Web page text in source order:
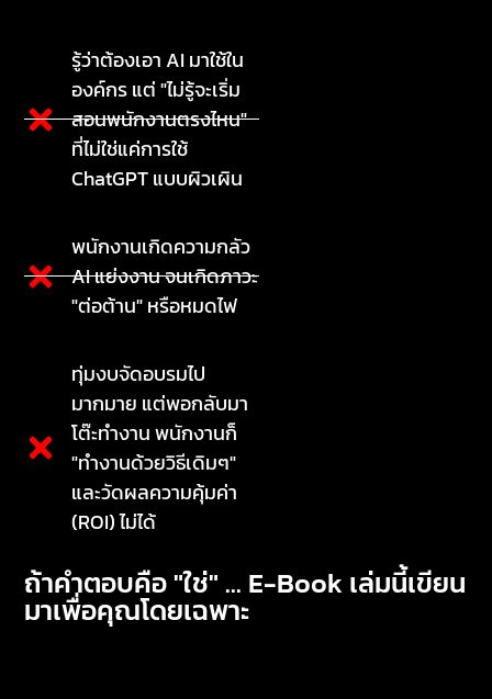
รู้ว่าต้องเอา AI มาใช้ใน
องค์กร แต่ "ไม่รู้จะเริ่ม
สอนพนักงานตรงไหน"
ที่ไม่ใช่แค่การใช้
ChatGPT แบบผิวเผิน
พนักงานเกิดความกลัว
AI แย่งงาน จนเกิดภาวะ
"ต่อต้าน" หรือหมดไฟ
ทุ่มงบจัดอบรมไป
มากมาย แต่พอกลับมา
โต๊ะทำงาน พนักงานก็
"ทำงานด้วยวิธีเดิมๆ"
และวัดผลความคุ้มค่า
(ROI) ไม่ได้
ถ้าคำตอบคือ "ใช่" ... E-Book เล่มนี้เขียน
มาเพื่อคุณโดยเฉพาะ